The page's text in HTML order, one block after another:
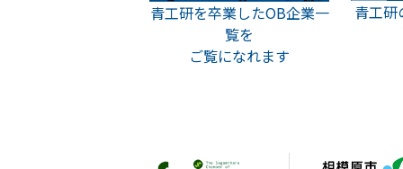
青工研を卒業したOB企業一
覧を
ご覧になれます
青工研